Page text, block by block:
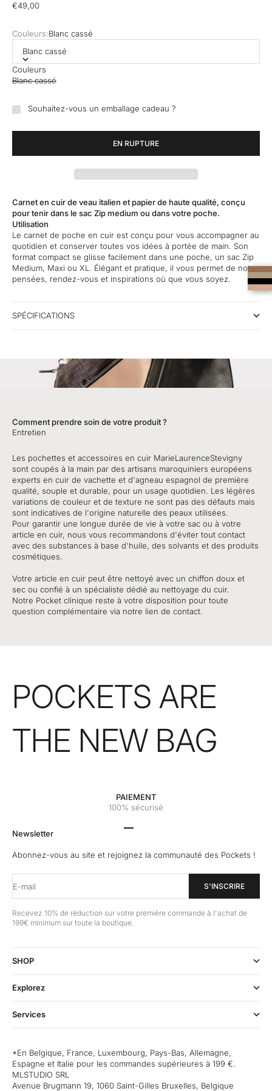
Prix de vente
€49,00
Couleurs:Blanc cassé
Blanc cassé
Couleurs
Blanc cassé
Souhaitez-vous un emballage cadeau ?
EN RUPTURE
Carnet en cuir de veau italien et papier de haute qualité, conçu
pour tenir dans le sac Zip medium ou dans votre poche.
Utilisation
Le carnet de poche en cuir est conçu pour vous accompagner au
quotidien et conserver toutes vos idées à portée de main. Son
format compact se glisse facilement dans une poche, un sac Zip
Medium, Maxi ou XL. Élégant et pratique, il vous permet de noter
pensées, rendez-vous et inspirations où que vous soyez.
SPÉCIFICATIONS
Comment prendre soin de votre produit ?
Entretien
Les pochettes et accessoires en cuir MarieLaurenceStevigny
sont coupés à la main par des artisans maroquiniers européens
experts en cuir de vachette et d'agneau espagnol de première
qualité, souple et durable, pour un usage quotidien. Les légères
variations de couleur et de texture ne sont pas des défauts mais
sont indicatives de l'origine naturelle des peaux utilisées.
Pour garantir une longue durée de vie à votre sac ou à votre
article en cuir, nous vous recommandons d'éviter tout contact
avec des substances à base d'huile, des solvants et des produits
cosmétiques.
Votre article en cuir peut être nettoyé avec un chiffon doux et
sec ou confié à un spécialiste dédié au nettoyage du cuir.
Notre Pocket clinique reste à votre disposition pour toute
question complémentaire via notre lien de contact.
POCKETS ARE
THE NEW BAG
PAIEMENT
100% sécurisé
Newsletter
Abonnez-vous au site et rejoignez la communauté des Pockets !
E-mail S'INSCRIRE
Recevez 10% de réduction sur votre première commande à l'achat de
199€ minimum sur toute la boutique.
SHOP
Explorez
Services
*En Belgique, France, Luxembourg, Pays-Bas, Allemagne,
Espagne et Italie pour les commandes supérieures à 199 €.
MLSTUDIO SRL
Avenue Brugmann 19, 1060 Saint-Gilles Bruxelles, Belgique